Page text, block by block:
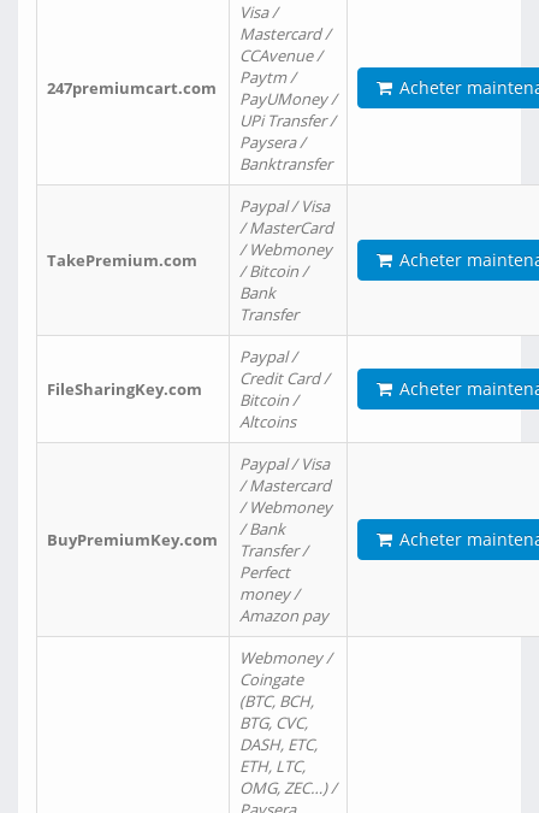
247premiumcart.com
Visa /
Mastercard /
CCAvenue /
Paytm /
PayUMoney /
UPi Transfer /
Paysera /
Banktransfer
Acheter
TakePremium.com
Paypal / Visa
/ MasterCard
/ Webmoney
/ Bitcoin /
Bank
Transfer
Acheter
FileSharingKey.com
Paypal /
Credit Card /
Bitcoin /
Altcoins
Acheter
BuyPremiumKey.com
Paypal / Visa
/ Mastercard
/ Webmoney
/ Bank
Transfer /
Perfect
money /
Amazon pay
Acheter
Webmoney /
Coingate
(BTC, BCH,
BTG, CVC,
DASH, ETC,
ETH, LTC,
OMG, ZEC…) /